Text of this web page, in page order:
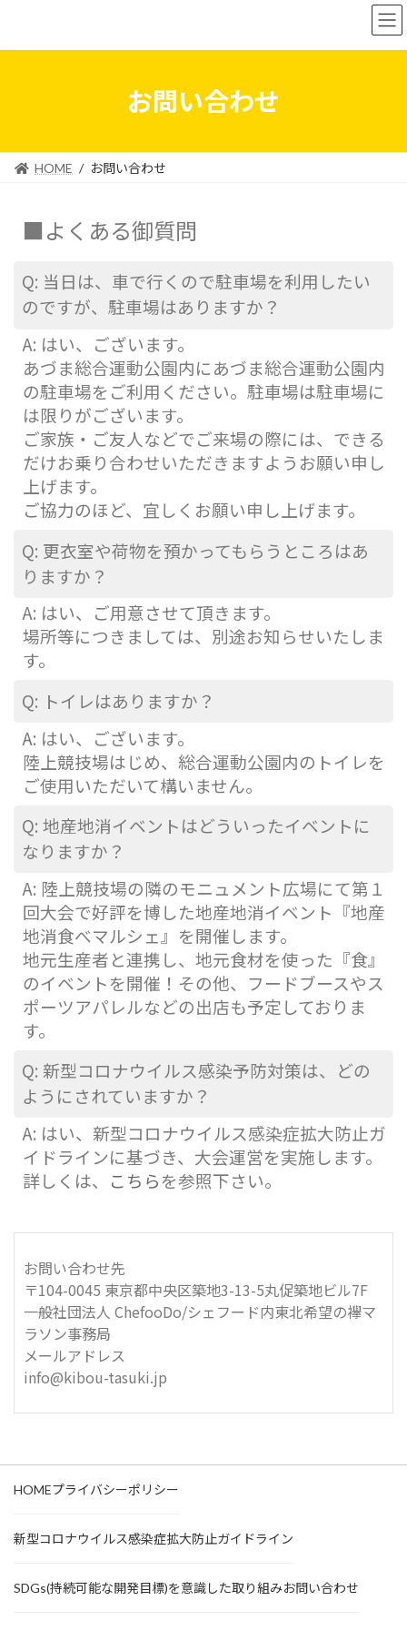
お問い合わせ
HOME お問い合わせ
■よくある御質問
Q: 当日は、車で行くので駐車場を利用したい
のですが、駐車場はありますか？
A: はい、ございます。
あづま総合運動公園内にあづま総合運動公園内
の駐車場をご利用ください。駐車場は駐車場に
は限りがございます。
ご家族・ご友人などでご来場の際には、できる
だけお乗り合わせいただきますようお願い申し
上げます。
ご協力のほど、宜しくお願い申し上げます。
Q: 更衣室や荷物を預かってもらうところはあ
りますか？
A: はい、ご用意させて頂きます。
場所等につきましては、別途お知らせいたしま
す。
Q: トイレはありますか？
A: はい、ございます。
陸上競技場はじめ、総合運動公園内のトイレを
ご使用いただいて構いません。
Q:地産地消イベントはどういったイベントに
なりますか？
A: 陸上競技場の隣のモニュメント広場にて第１
回大会で好評を博した地産地消イベント『地産
地消食べマルシェ』を開催します。
地元生産者と連携し、地元食材を使った『食』
のイベントを開催！その他、フードブースやス
ポーツアパレルなどの出店も予定しておりま
す。
Q: 新型コロナウイルス感染予防対策は、どの
ようにされていますか？
A: はい、新型コロナウイルス感染症拡大防止ガ
イドラインに基づき、大会運営を実施します。
詳しくは、
こちらを参照下さい。
お問い合わせ先
〒104-0045 東京都中央区築地3-13-5丸促築地ビル7F
一般社団法人 ChefooDo/シェフード内東北希望の襷マ
ラソン事務局
メールアドレス
info@kibou-tasuki.jp
HOMEプライバシーポリシー
新型コロナウイルス感染症拡大防止ガイドライン
SDGs(持続可能な開発目標)を意識した取り組みお問い合わせ